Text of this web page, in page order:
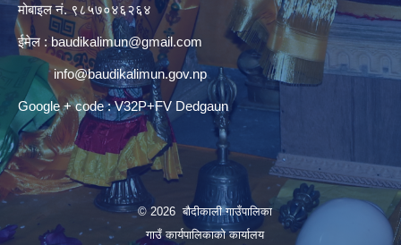
मोबाइल नं. ९८५७०४६२६४
ईमेल : baudikalimun@gmail.com
info@baudikalimun.gov.np
Google + code : V32P+FV Dedgaun
© 2026 बौदीकाली गाउँपालिका
गाउँ कार्यपालिकाको कार्यालय